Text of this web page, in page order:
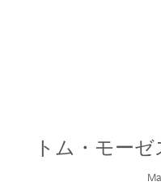
トム・モー